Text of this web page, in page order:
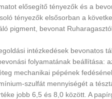
elősegítő tényezők és a
tényezők elsősorban a
pigment, bevonat
intézkedések bevonatos
folyamatának beállítása:
mechanikai pépének
szulfát mennyiségét a
jobb 6,5 és 8,0 között. A